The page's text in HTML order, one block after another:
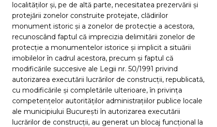
localităților și, pe de altă parte, necesitatea prezervării și
protejării zonelor construite protejate, clădirilor
monument istoric și a zonelor de protecție a acestora,
recunoscând faptul că imprecizia delimitării zonelor de
protecție a monumentelor istorice și implicit a situării
imobilelor în cadrul acestora, precum și faptul că
modificările succesive ale Legii nr. 50/1991 privind
autorizarea executării lucrărilor de construcții, republicată,
cu modificările și completările ulterioare, în privința
competențelor autorităților administrațiilor publice locale
ale municipiului București în autorizarea executării
lucrărilor de construcții, au generat un blocaj funcțional la